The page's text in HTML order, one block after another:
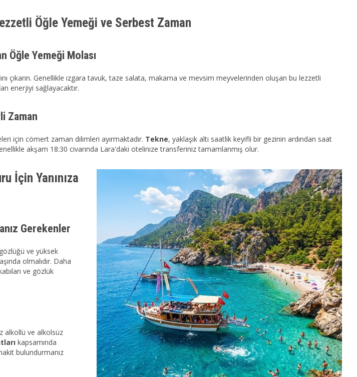
Öğle Yemeği ve Serbest Zaman
Öğle Yemeği Molası
çıkarın. Genellikle ızgara tavuk, taze salata, makarna ve mevsim meyvelerinden oluşan bu lezzetli
enerjiyi sağlayacaktır.
Zaman
için cömert zaman dilimleri ayırmaktadır. Tekne, yaklaşık altı saatlik keyifli bir gezinin ardından saat
akşam 18:30 civarında Lara'daki otelinize transferiniz tamamlanmış olur.
İçin Yanınıza
Gerekenler
ve yüksek
olmalıdır. Daha
ve gözlük
alkollü ve alkolsüz
kapsamında
bulundurmanız